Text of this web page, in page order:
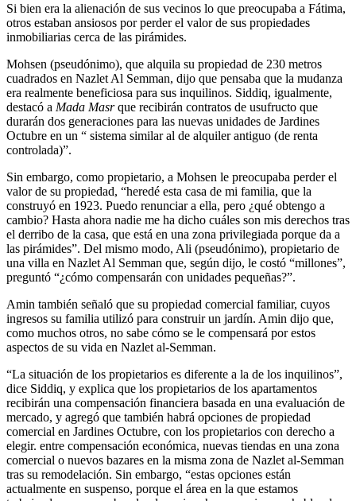
Si bien era la alienación de sus vecinos lo que preocupaba a Fátima,
otros estaban ansiosos por perder el valor de sus propiedades
inmobiliarias cerca de las pirámides.
Mohsen (pseudónimo), que alquila su propiedad de 230 metros
cuadrados en Nazlet Al Semman, dijo que pensaba que la mudanza
era realmente beneficiosa para sus inquilinos. Siddiq, igualmente,
destacó a Mada Masrque recibirán contratos de usufructo que
durarán dos generaciones para las nuevas unidades de Jardines
Octubre en un “ sistema similar al de alquiler antiguo (de renta
controlada)”.
Sin embargo, como propietario, a Mohsen le preocupaba perder el
valor de su propiedad, “heredé esta casa de mi familia, que la
construyó en 1923. Puedo renunciar a ella, pero ¿qué obtengo a
cambio? Hasta ahora nadie me ha dicho cuáles son mis derechos tras
el derribo de la casa, que está en una zona privilegiada porque da a
las pirámides”. Del mismo modo, Ali (pseudónimo), propietario de
una villa en Nazlet Al Semman que, según dijo, le costó “millones”,
preguntó “¿cómo compensarán con unidades pequeñas?”.
Amin también señaló que su propiedad comercial familiar, cuyos
ingresos su familia utilizó para construir un jardín. Amin dijo que,
como muchos otros, no sabe cómo se le compensará por estos
aspectos de su vida en Nazlet al-Semman.
“La situación de los propietarios es diferente a la de los inquilinos”,
dice Siddiq, y explica que los propietarios de los apartamentos
recibirán una compensación financiera basada en una evaluación de
mercado, y agregó que también habrá opciones de propiedad
comercial en Jardines Octubre, con los propietarios con derecho a
elegir. entre compensación económica, nuevas tiendas en una zona
comercial o nuevos bazares en la misma zona de Nazlet al-Semman
tras su remodelación. Sin embargo, “estas opciones están
actualmente en suspenso, porque el área en la que estamos